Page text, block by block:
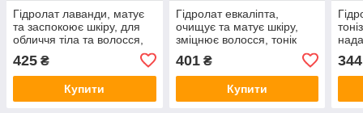
Гідролат лаванди, матує
та заспокоює шкіру, для
обличчя тіла та волосся,
425 ₴
Купити
Гідролат евкаліпта,
очищує та матує шкіру,
зміцнює волосся, тонік
401₴
Купити
344